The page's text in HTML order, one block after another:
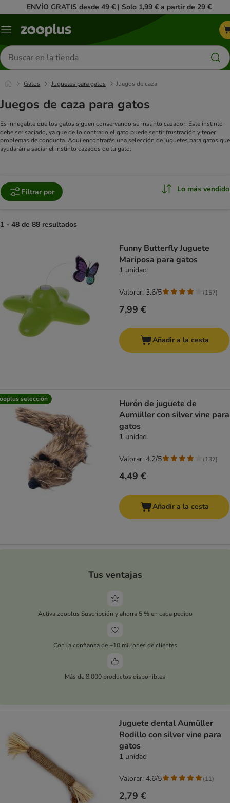
ENVÍO GRATIS desde 49 € | Solo 1,99 € a partir de 29 €
Menú
Buscar
productos
Gatos Juguetes para gatos Juegos de caza
Juegos de caza para gatos
Es innegable que los gatos siguen conservando su instinto cazador. Este instinto
debe ser saciado, ya que de lo contrario el gato puede sentir frustración y tener
problemas de conducta. Aquí encontrarás una selección de juguetes para gatos que
ayudarán a saciar el instinto cazados de tu gato.
Filtrar por Lo más vendido
1 - 48 de 88 resultados
Funny Butterfly Juguete
Mariposa para gatos
1 unidad
7,99 €
Valorar: 3.6/5 (157)
Añadir a la cesta
selección
Hurón de juguete de
Aumüller con silver vine para
gatos
1 unidad
4,49 €
Valorar: 4.2/5 (137)
Añadir a la cesta
Tus ventajas
Activa zooplus Suscripción y ahorra 5 % en cada pedido
Con la confianza de +10 millones de clientes
Más de 8.000 productos disponibles
Juguete dental Aumüller
Rodillo con silver vine para
gatos
1 unidad
2,79 €
Valorar: 4.6/5 (11)